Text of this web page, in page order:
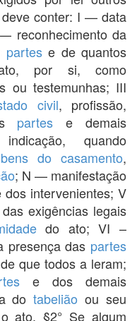
deve conter: I — data
reconhecimento da
partese de quantos
por si, como
s ou testemunhas; III
civil, profissão,
partes e demais
quando
do casamento,
; N — manifestação
intervenientes; V
exigências legais
do ato; VI –
presença das partes
que todos a leram;
e dos demais
a dotabelião ou seu
ato. §2° Se algum